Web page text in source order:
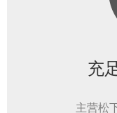
充
主营松